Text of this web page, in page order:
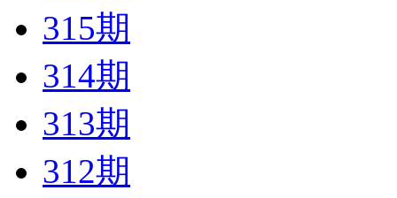
315期
314期
313期
312期